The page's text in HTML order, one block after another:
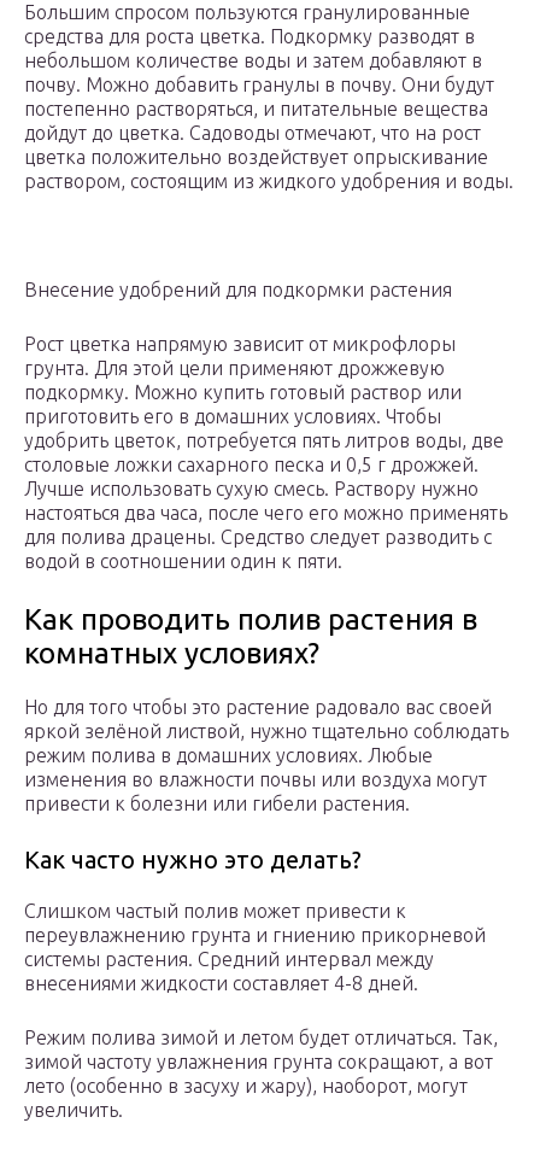
Большим спросом пользуются гранулированные
средства для роста цветка. Подкормку разводят в
небольшом количестве воды и затем добавляют в
почву. Можно добавить гранулы в почву. Они будут
постепенно растворяться, и питательные вещества
дойдут до цветка. Садоводы отмечают, что на рост
цветка положительно воздействует опрыскивание
раствором, состоящим из жидкого удобрения и воды.
Внесение удобрений для подкормки растения
Рост цветка напрямую зависит от микрофлоры
грунта. Для этой цели применяют дрожжевую
подкормку. Можно купить готовый раствор или
приготовить его в домашних условиях. Чтобы
удобрить цветок, потребуется пять литров воды, две
столовые ложки сахарного песка и 0,5 г дрожжей.
Лучше использовать сухую смесь. Раствору нужно
настояться два часа, после чего его можно применять
для полива драцены. Средство следует разводить с
водой в соотношении один к пяти.
Как проводить полив растения в
комнатных условиях?
Но для того чтобы это растение радовало вас своей
яркой зелёной листвой, нужно тщательно соблюдать
режим полива в домашних условиях. Любые
изменения во влажности почвы или воздуха могут
привести к болезни или гибели растения.
Как часто нужно это делать?
Слишком частый полив может привести к
переувлажнению грунта и гниению прикорневой
системы растения. Средний интервал между
внесениями жидкости составляет 4-8 дней.
Режим полива зимой и летом будет отличаться. Так,
зимой частоту увлажнения грунта сокращают, а вот
лето (особенно в засуху и жару), наоборот, могут
увеличить.